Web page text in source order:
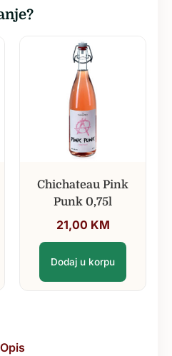
Chichateau Pink
Punk 0,75l
21,00 KM
Dodaj u korpu
Opis